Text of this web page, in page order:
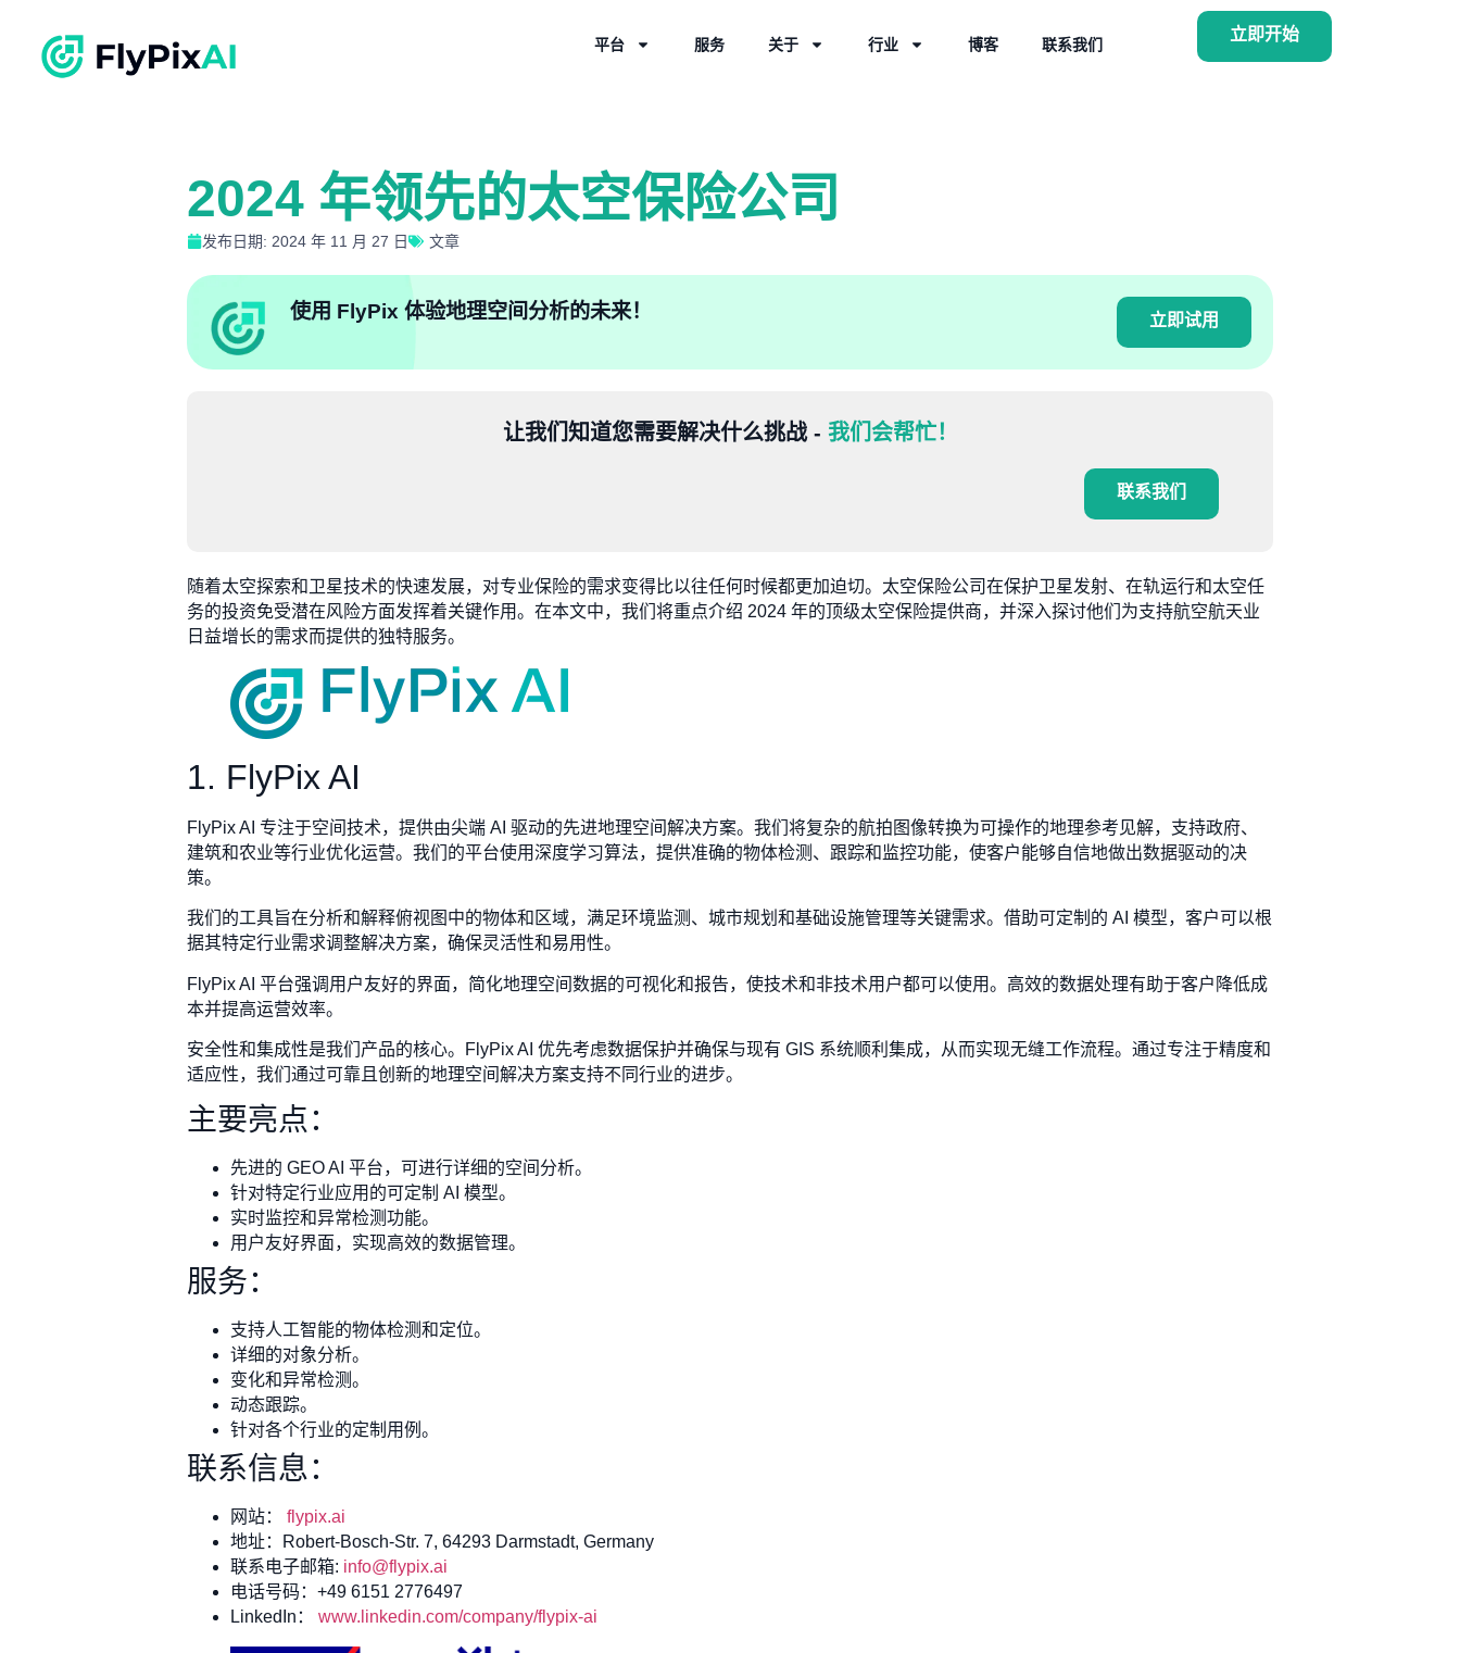
平台 服务 关于 行业 博客 联系我们
立即开始
2024 年领先的太空保险公司
发布日期: 2024 年 11 月 27 日 文章
使用 FlyPix 体验地理空间分析的未来！ 立即试用
让我们知道您需要解决什么挑战 - 我们会帮忙！
联系我们
随着太空探索和卫星技术的快速发展，对专业保险的需求变得比以往任何时候都更加迫切。太空保险公司在保护卫星发射、在轨运行和太空任
务的投资免受潜在风险方面发挥着关键作用。在本文中，我们将重点介绍 2024 年的顶级太空保险提供商，并深入探讨他们为支持航空航天业
日益增长的需求而提供的独特服务。
1. FlyPix AI
FlyPix AI 专注于空间技术，提供由尖端 AI 驱动的先进地理空间解决方案。我们将复杂的航拍图像转换为可操作的地理参考见解，支持政府、
建筑和农业等行业优化运营。我们的平台使用深度学习算法，提供准确的物体检测、跟踪和监控功能，使客户能够自信地做出数据驱动的决
策。
我们的工具旨在分析和解释俯视图中的物体和区域，满足环境监测、城市规划和基础设施管理等关键需求。借助可定制的 AI 模型，客户可以根
据其特定行业需求调整解决方案，确保灵活性和易用性。
FlyPix AI 平台强调用户友好的界面，简化地理空间数据的可视化和报告，使技术和非技术用户都可以使用。高效的数据处理有助于客户降低成
本并提高运营效率。
安全性和集成性是我们产品的核心。FlyPix AI 优先考虑数据保护并确保与现有 GIS 系统顺利集成，从而实现无缝工作流程。通过专注于精度和
适应性，我们通过可靠且创新的地理空间解决方案支持不同行业的进步。
主要亮点：
先进的 GEO AI 平台，可进行详细的空间分析。
针对特定行业应用的可定制 AI 模型。
实时监控和异常检测功能。
用户友好界面，实现高效的数据管理。
服务：
支持人工智能的物体检测和定位。
详细的对象分析。
变化和异常检测。
动态跟踪。
针对各个行业的定制用例。
联系信息：
网站： flypix.ai
地址：Robert-Bosch-Str. 7, 64293 Darmstadt, Germany
联系电子邮箱: info@flypix.ai
电话号码：+49 6151 2776497
LinkedIn： www.linkedin.com/company/flypix-ai